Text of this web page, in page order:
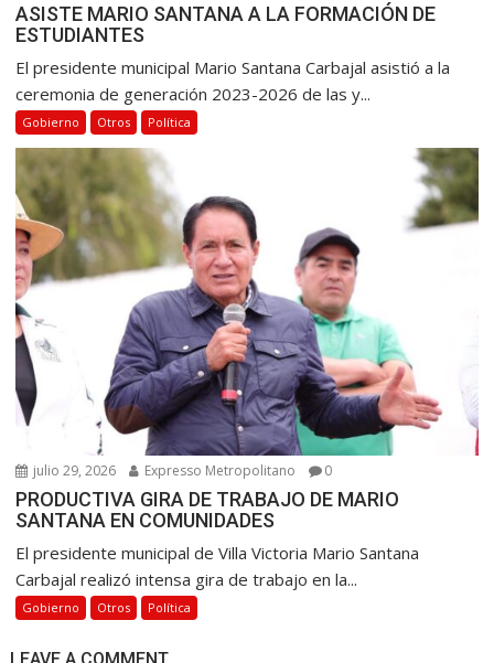
ASISTE MARIO SANTANA A LA FORMACIÓN DE
ESTUDIANTES
El presidente municipal Mario Santana Carbajal asistió a la
ceremonia de generación 2023-2026 de las y...
Gobierno Otros Política
julio 29, 2026 Expresso Metropolitano 0
PRODUCTIVA GIRA DE TRABAJO DE MARIO
SANTANA EN COMUNIDADES
El presidente municipal de Villa Victoria Mario Santana
Carbajal realizó intensa gira de trabajo en la...
Gobierno Otros Política